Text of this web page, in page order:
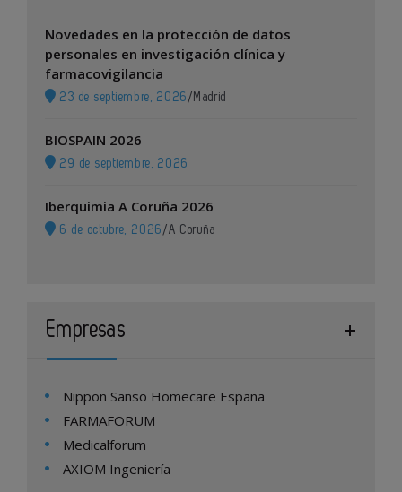
Novedades en la protección de datos
personales en investigación clínica y
farmacovigilancia
23 de septiembre, 2026 / Madrid
BIOSPAIN 2026
29 de septiembre, 2026
Iberquimia A Coruña 2026
6 de octubre, 2026 /A Coruña
Empresas
Nippon Sanso Homecare España
FARMAFORUM
Medicalforum
AXIOM Ingeniería